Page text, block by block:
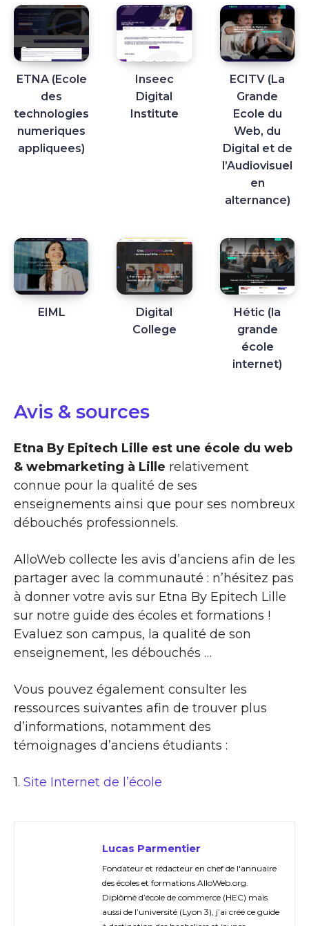
ETNA (Ecole
des
technologies
numeriques
appliquees)
Inseec
Digital
Institute
ECITV (La
Grande
Ecole du
Web, du
Digital et de
l’Audiovisuel
en
alternance)
EIML
Digital
College
Hétic (la
grande
école
internet)
Avis & sources
Etna By Epitech Lille est une école du web
& webmarketing à Lille relativement
connue pour la qualité de ses
enseignements ainsi que pour ses nombreux
débouchés professionnels.
AlloWeb collecte les avis d’anciens afin de les
partager avec la communauté : n’hésitez pas
à donner votre avis sur Etna By Epitech Lille
sur notre guide des écoles et formations !
Evaluez son campus, la qualité de son
enseignement, les débouchés …
Vous pouvez également consulter les
ressources suivantes afin de trouver plus
d’informations, notamment des
témoignages d’anciens étudiants :
1. Site Internet de l’école
Lucas Parmentier
Fondateur et rédacteur en chef de l'annuaire
des écoles et formations AlloWeb.org.
Diplômé d’école de commerce (HEC) mais
aussi de l’université (Lyon 3), j’ai créé ce guide